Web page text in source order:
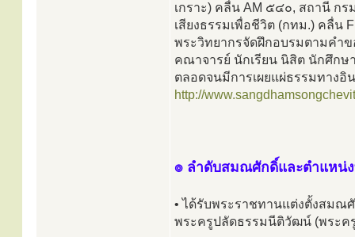
เกราะ) คลื่น AM ๕๔๐, สถานี ก
เสียงธรรมเพื่อชีวิต (กทม.) คลื่น
พระวิทยากรจัดฝึกอบรมตามคำ
คณาจารย์ นักเรียน นิสิต นักศึก
ตลอดจนมีการเผยแผ่ธรรมทางอิ
http://
๏ ลำดับสมณศักดิ์และตำแหน่
• ได้รับพระราชทานแต่งตั้งสม
พระครูปลัดธรรมนีติวัฒน์ (พระ